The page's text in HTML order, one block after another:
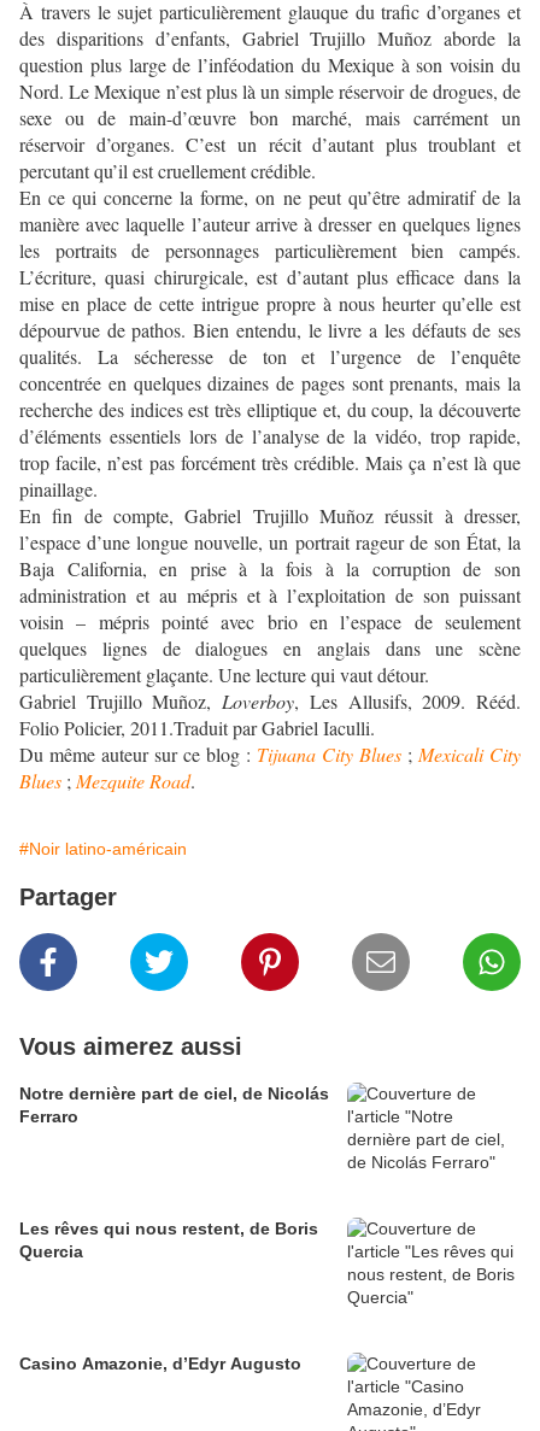
À travers le sujet particulièrement glauque du trafic d’organes et
des disparitions d’enfants, Gabriel Trujillo Muñoz aborde la
question plus large de l’inféodation du Mexique à son voisin du
Nord. Le Mexique n’est plus là un simple réservoir de drogues, de
sexe ou de main-d’œuvre bon marché, mais carrément un
réservoir d’organes. C’est un récit d’autant plus troublant et
percutant qu’il est cruellement crédible.
En ce qui concerne la forme, on ne peut qu’être admiratif de la
manière avec laquelle l’auteur arrive à dresser en quelques lignes
les portraits de personnages particulièrement bien campés.
L’écriture, quasi chirurgicale, est d’autant plus efficace dans la
mise en place de cette intrigue propre à nous heurter qu’elle est
dépourvue de pathos. Bien entendu, le livre a les défauts de ses
qualités. La sécheresse de ton et l’urgence de l’enquête
concentrée en quelques dizaines de pages sont prenants, mais la
recherche des indices est très elliptique et, du coup, la découverte
d’éléments essentiels lors de l’analyse de la vidéo, trop rapide,
trop facile, n’est pas forcément très crédible. Mais ça n’est là que
pinaillage.
En fin de compte, Gabriel Trujillo Muñoz réussit à dresser,
l’espace d’une longue nouvelle, un portrait rageur de son État, la
Baja California, en prise à la fois à la corruption de son
administration et au mépris et à l’exploitation de son puissant
voisin – mépris pointé avec brio en l’espace de seulement
quelques lignes de dialogues en anglais dans une scène
particulièrement glaçante. Une lecture qui vaut détour.
Gabriel Trujillo Muñoz, Loverboy, Les Allusifs, 2009. Rééd.
Folio Policier, 2011.Traduit par Gabriel Iaculli.
Du même auteur sur ce blog : Tijuana City Blues ; Mexicali City
Blues ; Mezquite Road.
#Noir latino-américain
Partager
Vous aimerez aussi
Notre dernière part de ciel, de Nicolás
Ferraro
Les rêves qui nous restent, de Boris
Quercia
Casino Amazonie, d’Edyr Augusto